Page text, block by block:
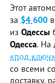
Этот
за $4 600 в
из Одессы
Одесса. На
«под ключ»
со всеми
доставку,